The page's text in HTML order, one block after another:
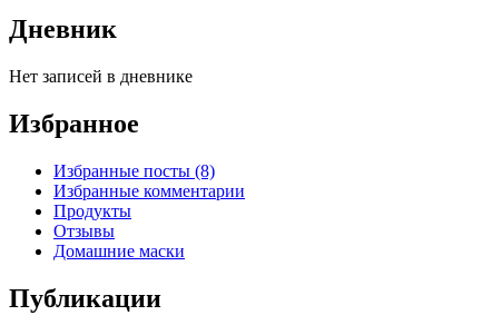
Дневник
Нет записей в дневнике
Избранное
Избранные посты (8)
Избранные комментарии
Продукты
Отзывы
Домашние маски
Публикации